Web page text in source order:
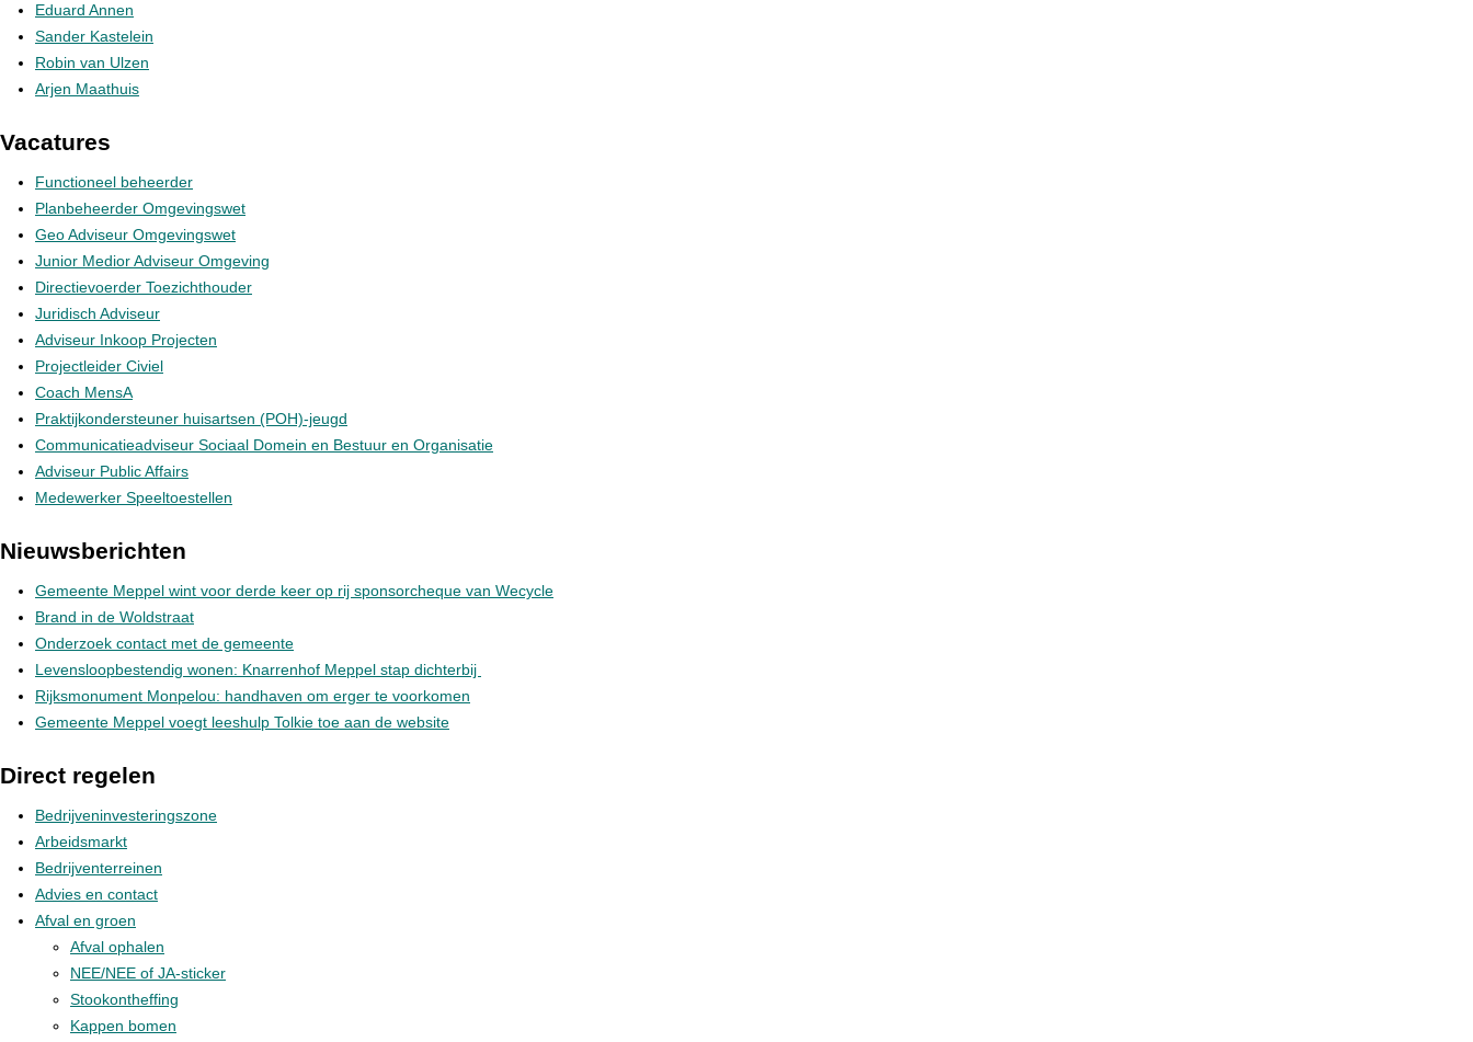
Eduard Annen
Sander Kastelein
Robin van Ulzen
Arjen Maathuis
Vacatures
Functioneel beheerder
Planbeheerder Omgevingswet
Geo Adviseur Omgevingswet
Junior Medior Adviseur Omgeving
Directievoerder Toezichthouder
Juridisch Adviseur
Adviseur Inkoop Projecten
Projectleider Civiel
Coach MensA
Praktijkondersteuner huisartsen (POH)-jeugd
Communicatieadviseur Sociaal Domein en Bestuur en Organisatie
Adviseur Public Affairs
Medewerker Speeltoestellen
Nieuwsberichten
Gemeente Meppel wint voor derde keer op rij sponsorcheque van Wecycle
Brand in de Woldstraat
Onderzoek contact met de gemeente
Levensloopbestendig wonen: Knarrenhof Meppel stap dichterbij
Rijksmonument Monpelou: handhaven om erger te voorkomen
Gemeente Meppel voegt leeshulp Tolkie toe aan de website
Direct regelen
Bedrijveninvesteringszone
Arbeidsmarkt
Bedrijventerreinen
Advies en contact
Afval en groen
Afval ophalen
NEE/NEE of JA-sticker
Stookontheffing
Kappen bomen